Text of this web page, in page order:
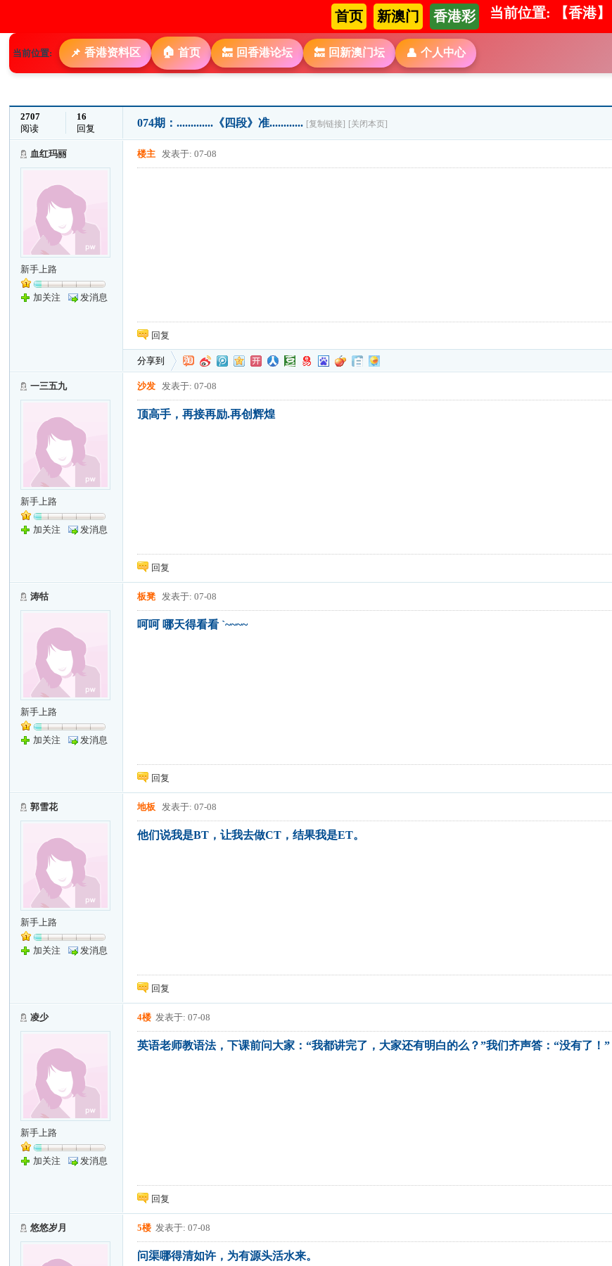
首页 新澳门 香港彩 当前位置: 【香港】
当前位置: 📌 香港资料区 🏠 首页 🔙 回香港论坛 🔙 回新澳门坛 👤 个人中心
2707
阅读
16
回复
074期：.............《四段》准............ [复制链接] [关闭本页]
血红玛丽
新手上路
加关注 发消息
楼主 发表于: 07-08
回复
分享到
一三五九
新手上路
加关注 发消息
沙发 发表于: 07-08
顶高手，再接再励.再创辉煌
回复
涛牯
新手上路
加关注 发消息
板凳 发表于: 07-08
呵呵 哪天得看看 `~~~~
回复
郭雪花
新手上路
加关注 发消息
地板 发表于: 07-08
他们说我是BT，让我去做CT，结果我是ET。
回复
凌少
新手上路
加关注 发消息
4楼 发表于: 07-08
英语老师教语法，下课前问大家：“我都讲完了，大家还有明白的么？”我们齐声答：“没有了！”
回复
悠悠岁月 5楼 发表于: 07-08
问渠哪得清如许，为有源头活水来。